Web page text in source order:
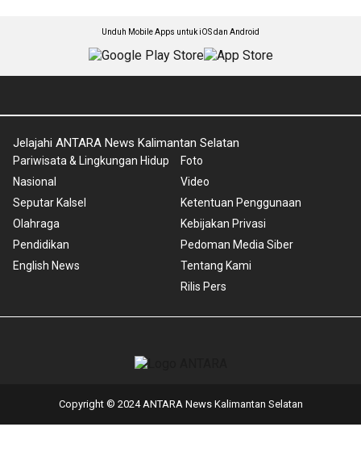
Unduh Mobile Apps untuk iOS dan Android
Jelajahi ANTARA News Kalimantan Selatan
Pariwisata & Lingkungan Hidup
Nasional
Seputar Kalsel
Olahraga
Pendidikan
English News
Foto
Video
Ketentuan Penggunaan
Kebijakan Privasi
Pedoman Media Siber
Tentang Kami
Rilis Pers
Copyright © 2024 ANTARA News Kalimantan Selatan